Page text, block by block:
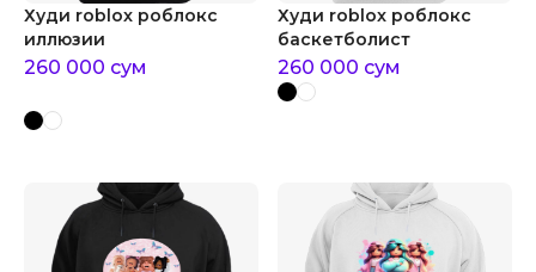
Худи roblox роблокс
иллюзии
260 000 сум
Худи roblox роблокс
баскетболист
260 000 сум